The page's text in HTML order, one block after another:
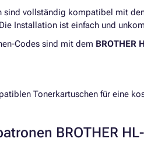
sind vollständig kompatibel mit
Installation ist einfach und
Codes sind mit dem BROTHER
Tonerkartuschen für eine
BROTHER